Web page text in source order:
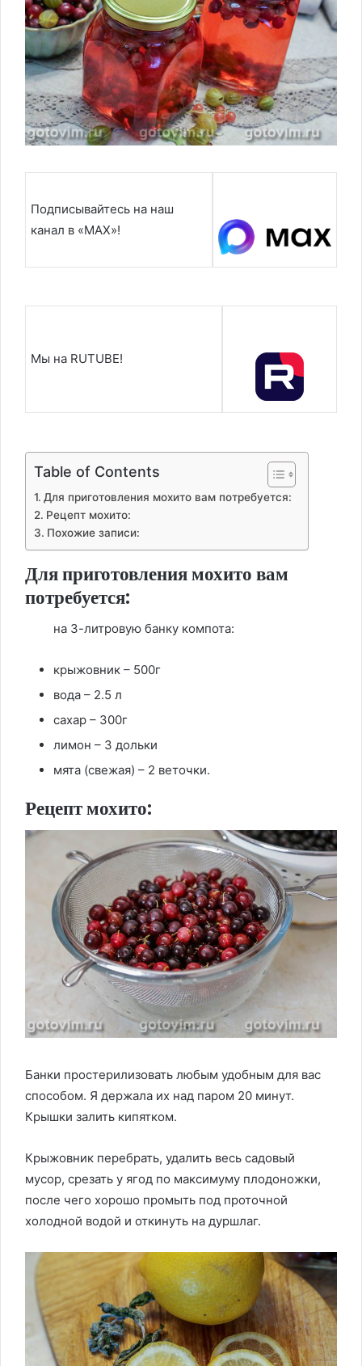
Подписывайтесь на наш
канал в «MAX»!
Мы на RUTUBE!
Table of Contents
Для приготовления мохито вам потребуется:
Рецепт мохито:
Похожие записи:
Для приготовления мохито вам
потребуется:
на 3-литровую банку компота:
крыжовник – 500г
вода – 2.5 л
сахар – 300г
лимон – 3 дольки
мята (свежая) – 2 веточки.
Рецепт мохито:
Банки простерилизовать любым удобным для вас
способом. Я держала их над паром 20 минут.
Крышки залить кипятком.
Крыжовник перебрать, удалить весь садовый
мусор, срезать у ягод по максимуму плодоножки,
после чего хорошо промыть под проточной
холодной водой и откинуть на дуршлаг.